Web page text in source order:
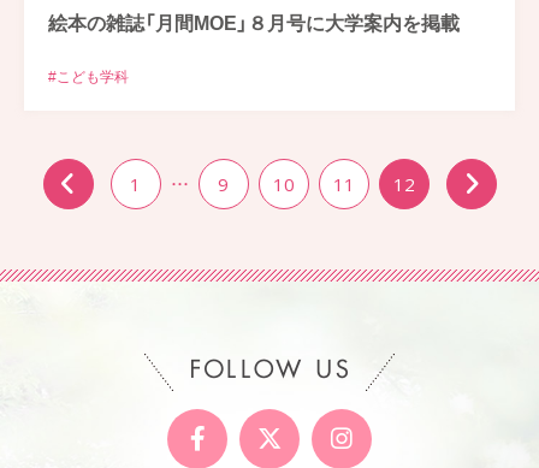
絵本の雑誌「月間MOE」８月号に大学案内を掲載
#こども学科
1 … 9 10 11 12